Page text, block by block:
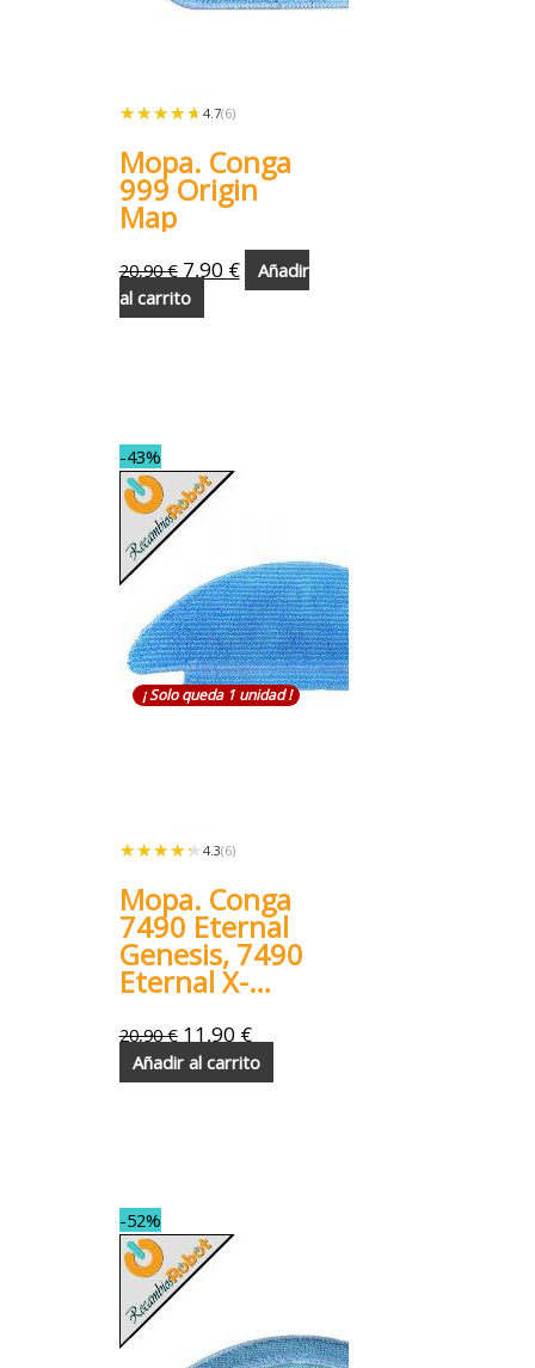
★★★★★
★★★★★ 4.7(6)
Mopa. Conga
999 Origin
Map
20,90€ 7,90 €
Añadir
al carrito
-43%
¡ Solo queda 1 unidad !
★★★★★
★★★★★ 4.3(6)
Mopa. Conga
7490 Eternal
Genesis, 7490
Eternal X-
20,90€ 11,90 €
Añadir al carrito
-52%